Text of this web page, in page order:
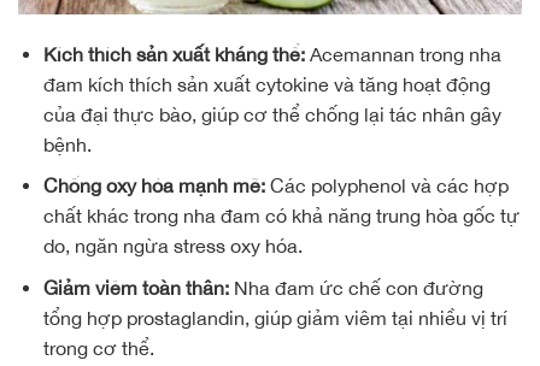
Kích thích sản xuất kháng thể:Acemannan trong nha
đam kích thích sản xuất cytokine và tăng hoạt động
của đại thực bào, giúp cơ thể chống lại tác nhân gây
bệnh.
Chống oxy hóa mạnh mẽ:Các polyphenol và các hợp
chất khác trong nha đam có khả năng trung hòa gốc tự
do, ngăn ngừa stress oxy hóa.
Giảm viêm toàn thân:Nha đam ức chế con đường
tổng hợp prostaglandin, giúp giảm viêm tại nhiều vị trí
trong cơ thể.